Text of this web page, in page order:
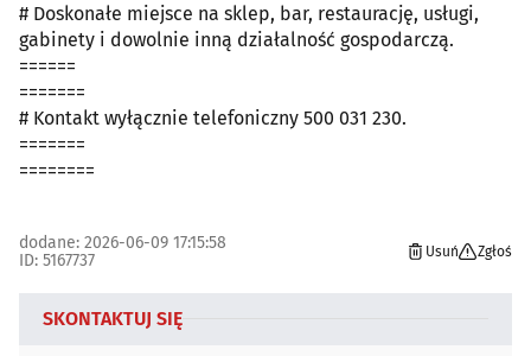
# Doskonałe miejsce na sklep, bar, restaurację, usługi,
gabinety i dowolnie inną działalność gospodarczą.
======
=======
# Kontakt wyłącznie telefoniczny 500 031 230.
=======
========
dodane: 2026-06-09 17:15:58
ID: 5167737
Usuń Zgłoś
SKONTAKTUJ SIĘ